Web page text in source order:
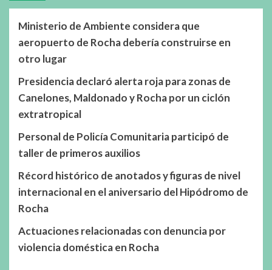
Ministerio de Ambiente considera que
aeropuerto de Rocha debería construirse en
otro lugar
Presidencia declaró alerta roja para zonas de
Canelones, Maldonado y Rocha por un ciclón
extratropical
Personal de Policía Comunitaria participó de
taller de primeros auxilios
Récord histórico de anotados y figuras de nivel
internacional en el aniversario del Hipódromo de
Rocha
Actuaciones relacionadas con denuncia por
violencia doméstica en Rocha